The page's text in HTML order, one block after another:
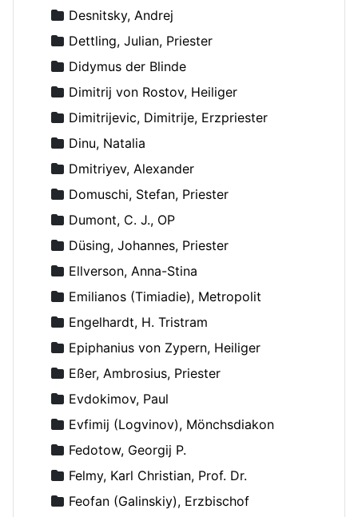
Desnitsky, Andrej
Dettling, Julian, Priester
Didymus der Blinde
Dimitrij von Rostov, Heiliger
Dimitrijevic, Dimitrije, Erzpriester
Dinu, Natalia
Dmitriyev, Alexander
Domuschi, Stefan, Priester
Dumont, C. J., OP
Düsing, Johannes, Priester
Ellverson, Anna-Stina
Emilianos (Timiadie), Metropolit
Engelhardt, H. Tristram
Epiphanius von Zypern, Heiliger
Eßer, Ambrosius, Priester
Evdokimov, Paul
Evfimij (Logvinov), Mönchsdiakon
Fedotow, Georgij P.
Felmy, Karl Christian, Prof. Dr.
Feofan (Galinskiy), Erzbischof